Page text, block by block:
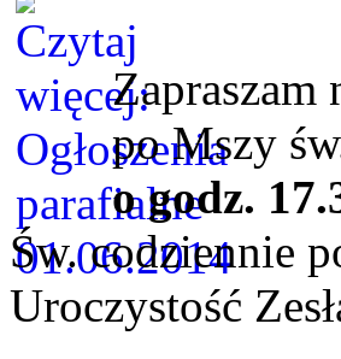
Zapraszam
po Mszy
o godz.
Św. codziennie
Uroczystość